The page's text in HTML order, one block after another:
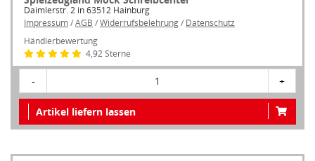
Daimlerstr. 2 in 63512 Hainburg
Impressum/AGB /Widerrufsbelehrung/ Datenschutz
Händlerbewertung
4,92 Sterne
- 1 +
Artikel liefern lassen